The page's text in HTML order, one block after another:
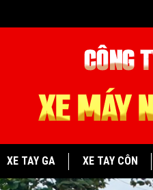
XE TAY GA XE TAY CÔN